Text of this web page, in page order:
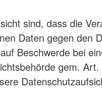
sind, dass die
Daten gegen den
Beschwerde bei
gem.